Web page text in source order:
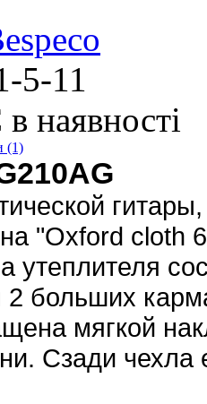
5-11
наявності
(1)
"Oxford
больших
мягкой
Сзади чехла